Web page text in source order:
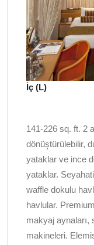
İç (L)
141-226 sq. ft. 2
dönüştürülebilir,
yataklar ve ince
yataklar.
waffle dokulu
havlular.
makyaj
makineleri.